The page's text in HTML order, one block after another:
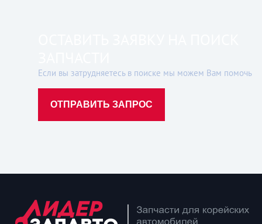
Если вы затрудняетесь в поиске мы можем Вам помочь
ОТПРАВИТЬ ЗАПРОС